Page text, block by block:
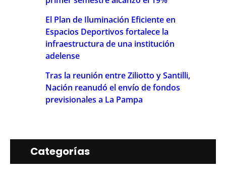
El Plan de Iluminación Eficiente en
Espacios Deportivos fortalece la
infraestructura de una institución
adelense
Tras la reunión entre Ziliotto y Santilli,
Nación reanudó el envío de fondos
previsionales a La Pampa
Categorías